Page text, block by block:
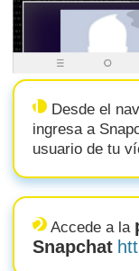
Desde el
ingresa a
usuario de tu
Accede a la
Snapchat